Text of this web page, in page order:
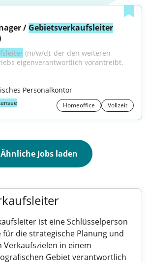
/ Gebietsverkaufsleiter
(m/w/d), der den weiteren
eigenverantwortlich vorantreibt.
Personalkontor
Homeoffice Vollzeit
Ähnliche Jobs laden
ist eine Schlüsselperson
für die strategische Planung und
Verkaufszielen in einem
Gebiet verantwortlich